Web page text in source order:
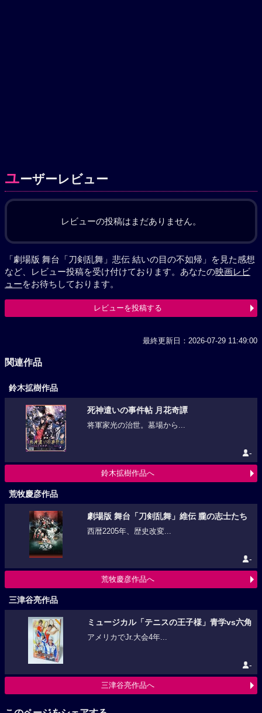
ユーザーレビュー
レビューの投稿はまだありません。
「劇場版 舞台「刀剣乱舞」悲伝 結いの目の不如帰」を見た感想
など、レビュー投稿を受け付けております。あなたの映画レビ
ューをお待ちしております。
レビューを投稿する
最終更新日：2026-07-29 11:49:00
関連作品
鈴木拡樹作品
死神遣いの事件帖 月花奇譚
将軍家光の治世。墓場から...
-
鈴木拡樹作品へ
荒牧慶彦作品
劇場版 舞台「刀剣乱舞」維伝 朧の志士たち
西暦2205年、歴史改変...
-
荒牧慶彦作品へ
三津谷亮作品
ミュージカル「テニスの王子様」青学vs六角
アメリカでJr.大会4年...
-
三津谷亮作品へ